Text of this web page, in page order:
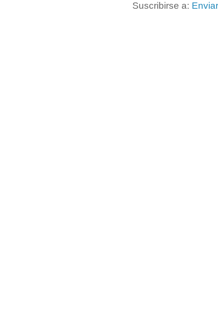
Suscribirse a: